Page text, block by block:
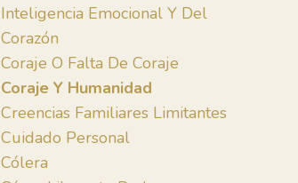
Inteligencia Emocional Y Del
Corazón
Coraje O Falta De Coraje
Coraje Y Humanidad
Creencias Familiares Limitantes
Cuidado Personal
Cólera